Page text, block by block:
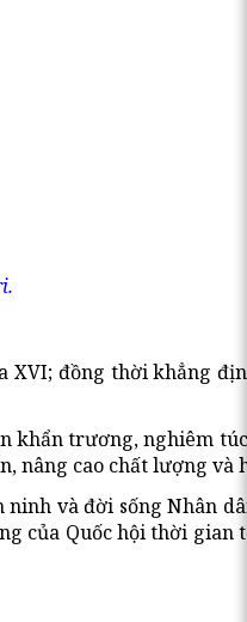
đồng thời khẳng
trương, nghiêm
cao chất lượng
và đời sống Nhân
Quốc hội thời